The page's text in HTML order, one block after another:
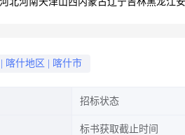
喀什地区 喀什市
招标状态
标书获取截止时间